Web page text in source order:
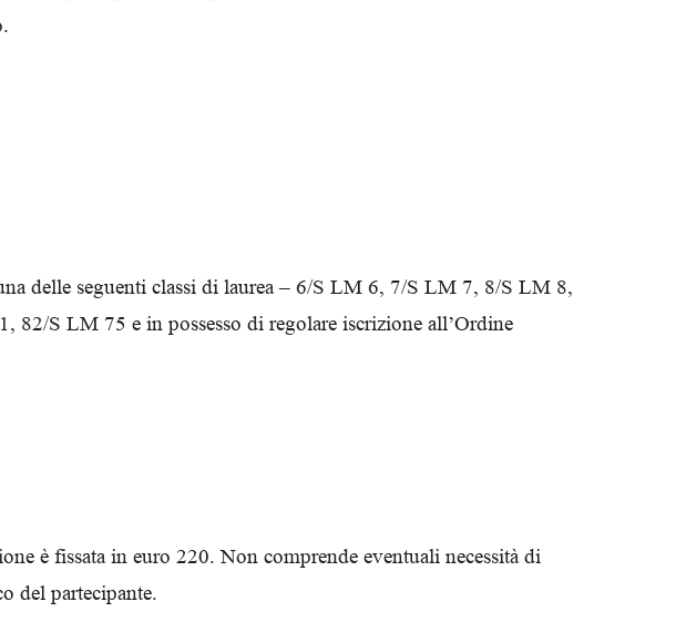
delle seguenti classi di laurea – 6/S LM 6, 7/S LM 7, 8/S LM 8,
82/S LM 75 e in possesso di regolare iscrizione all’Ordine
è fissata in euro 220. Non comprende eventuali necessità di
del partecipante.